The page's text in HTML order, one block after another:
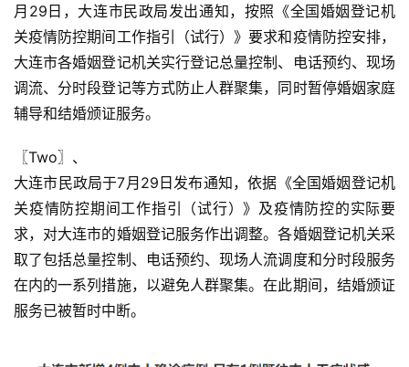
月29日，大连市民政局发出通知，按照《全国婚姻登记机
关疫情防控期间工作指引（试行）》要求和疫情防控安排，
大连市各婚姻登记机关实行登记总量控制、电话预约、现场
调流、分时段登记等方式防止人群聚集，同时暂停婚姻家庭
辅导和结婚颁证服务。
〖Two〗、
大连市民政局于7月29日发布通知，依据《全国婚姻登记机
关疫情防控期间工作指引（试行）》及疫情防控的实际要
求，对大连市的婚姻登记服务作出调整。各婚姻登记机关采
取了包括总量控制、电话预约、现场人流调度和分时段服务
在内的一系列措施，以避免人群聚集。在此期间，结婚颁证
服务已被暂时中断。